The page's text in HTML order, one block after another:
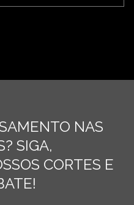
NAS
SIGA,
CORTES E